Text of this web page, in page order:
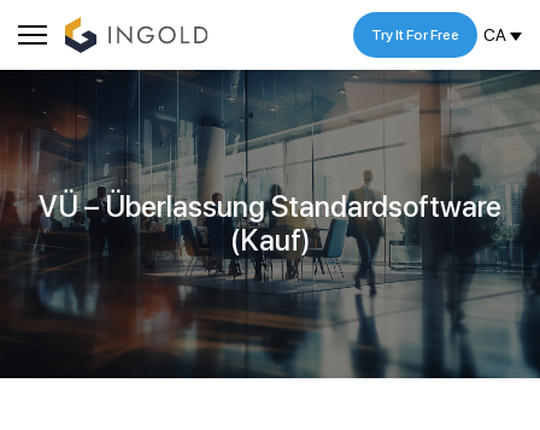
CA
Try It For Free
VÜ – Überlassung Standardsoftware
(Kauf)